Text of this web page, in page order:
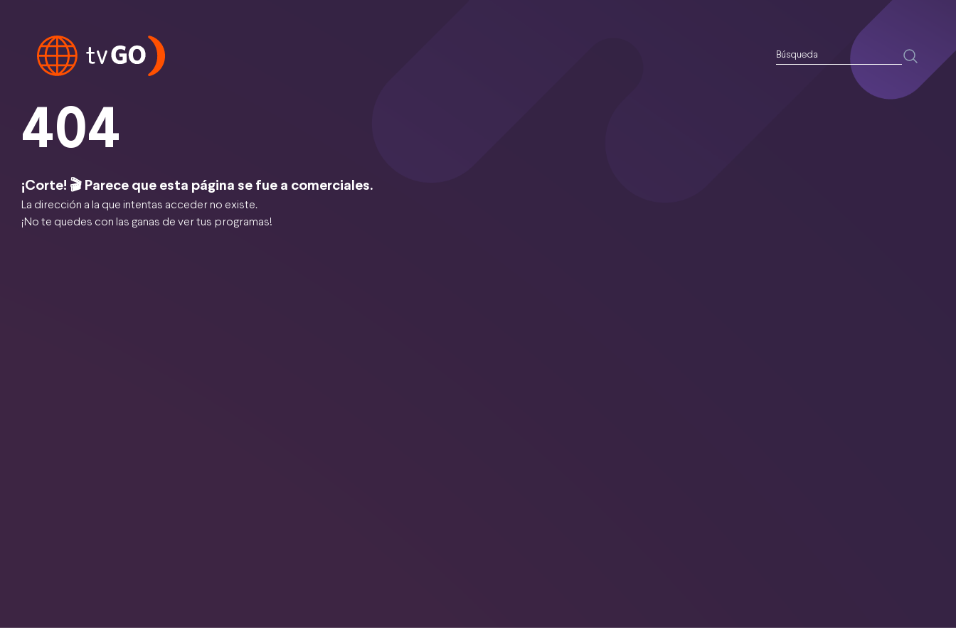
404
¡Corte! 🎬 Parece que esta página se fue a comerciales.
La dirección a la que intentas acceder no existe.
¡No te quedes con las ganas de ver tus programas!